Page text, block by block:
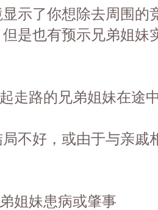
了你想除去周围的
是也有预示兄弟姐妹
路的兄弟姐妹在途
好，或由于与亲戚
妹患病或肇事